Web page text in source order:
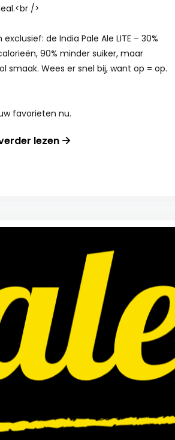
/>
exclusief: de India Pale Ale LITE – 30%
90% minder suiker, maar
smaak. Wees er snel bij, want op = op.
favorieten nu.
lezen